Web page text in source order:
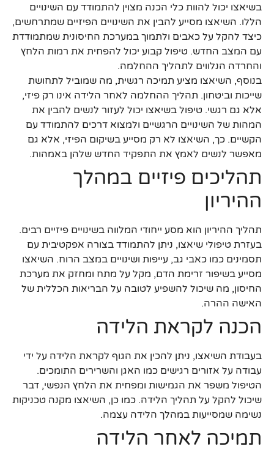
בשיאצו יכול להוות כלי הכנה מצוין להתמודד עם השינויים
הללו. השיאצו מסייע להבין את השינויים הפיזיים שמתרחשים,
כיצד להקל על כאבים ולתמוך במערכת החיסונית שמתמודדת
עם המצב החדש. טיפול קבוע יכול להפחית את רמות הלחץ
והחרדה הנלווים לתהליך ההחלמה.
בנוסף, השיאצו מציע תמיכה רגשית, מה שמוביל לתחושת
שייכות וביטחון. תהליך ההחלמה לאחר הלידה אינו רק פיזי,
אלא גם רגשי. טיפול בשיאצו יכול לעזור לנשים להבין את
המהות של השינויים הרגשיים ולמצוא דרכים להתמודד עם
הקשיים. כך, השיאצו לא רק מסייע בשיקום הפיזי, אלא גם
מאפשר לנשים לאמץ את התפקיד החדש שלהן באמהות.
תהליכים פיזיים במהלך
ההיריון
תהליך ההיריון הוא מסע ייחודי המלווה בשינויים פיזיים רבים.
בעזרת טיפולי שיאצו, ניתן להתמודד בצורה אפקטיבית עם
תסמינים כמו כאבי גב, עייפות ושינויים במצב הרוח. השיאצו
מסייע בשיפור זרימת הדם, מקל על מתח ומחזק את מערכת
החיסון, מה שיכול להשפיע לטובה על הבריאות הכללית של
האישה ההרה.
הכנה לקראת הלידה
בעבודת השיאצו, ניתן להכין את הגוף לקראת הלידה על ידי
עבודה על אזורים רגישים כמו האגן והשרירים התומכים.
הטיפול משפר את הגמישות ומפחית את הלחץ הנפשי, דבר
שיכול להקל על תהליך הלידה. כמו כן, השיאצו מקנה טכניקות
נשימה שמסייעות במהלך הלידה עצמה.
תמיכה לאחר הלידה